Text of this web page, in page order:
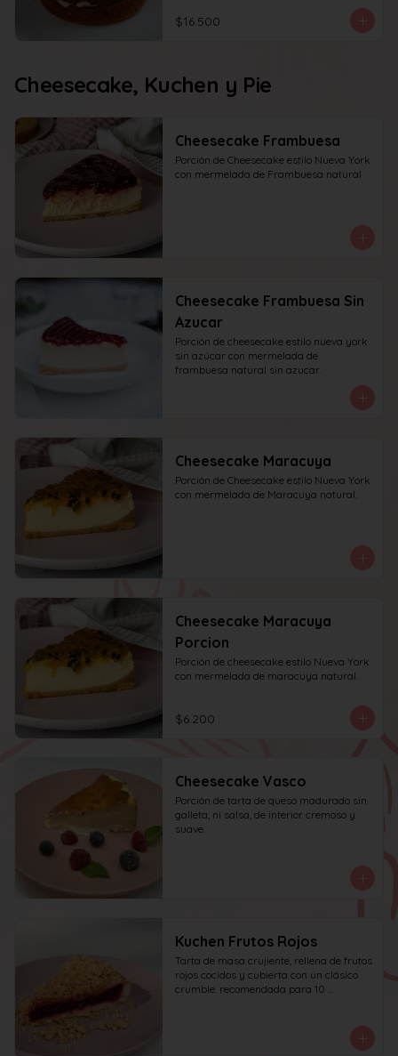
$16.500
Cheesecake, Kuchen y Pie
Cheesecake Frambuesa
Porción de Cheesecake estilo Nueva York
con mermelada de Frambuesa natural
Cheesecake Frambuesa Sin
Azucar
Porción de cheesecake estilo nueva york
sin azúcar con mermelada de
frambuesa natural sin azucar.
Cheesecake Maracuya
Porción de Cheesecake estilo Nueva York
con mermelada de Maracuya natural.
Cheesecake Maracuya
Porcion
Porción de cheesecake estilo Nueva York
con mermelada de maracuya natural.
$6.200
Cheesecake Vasco
Porción de tarta de queso madurado sin
galleta, ni salsa, de interior cremoso y
suave.
Kuchen Frutos Rojos
Tarta de masa crujiente, rellena de frutos
rojos cocidos y cubierta con un clásico
crumble. recomendada para 10